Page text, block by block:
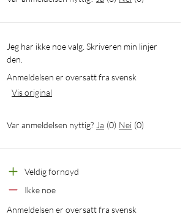
Jeg har ikke noe valg. Skriveren min linjer
den.
Anmeldelsen er oversatt fra svensk
Vis original
Var anmeldelsen nyttig? Ja (0) Nei (0)
Veldig fornøyd
Ikke noe
Anmeldelsen er oversatt fra svensk